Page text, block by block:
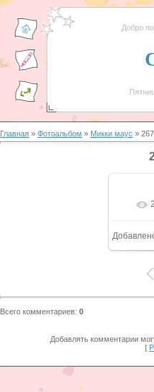
Добро
Главная » Фотоальбом » Микки маус »
Всего комментариев: 0
Добавлять комментарии
[